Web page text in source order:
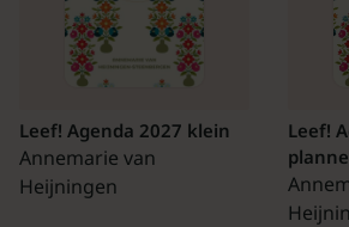
Leef! Agenda 2027 klein
Annemarie van
Heijningen
Leef!